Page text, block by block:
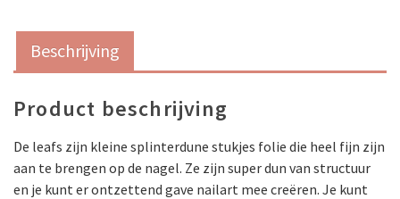
Beschrijving
Product beschrijving
De leafs zijn kleine splinterdune stukjes folie die heel fijn zijn
aan te brengen op de nagel. Ze zijn super dun van structuur
en je kunt er ontzettend gave nailart mee creëren. Je kunt